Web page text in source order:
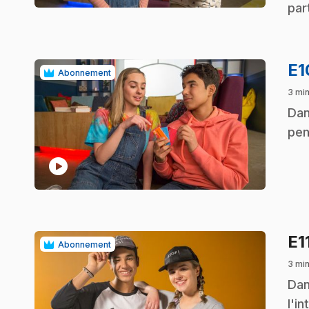
Abonnement
play_circle
3 min
.
Abonnement
3 min
.